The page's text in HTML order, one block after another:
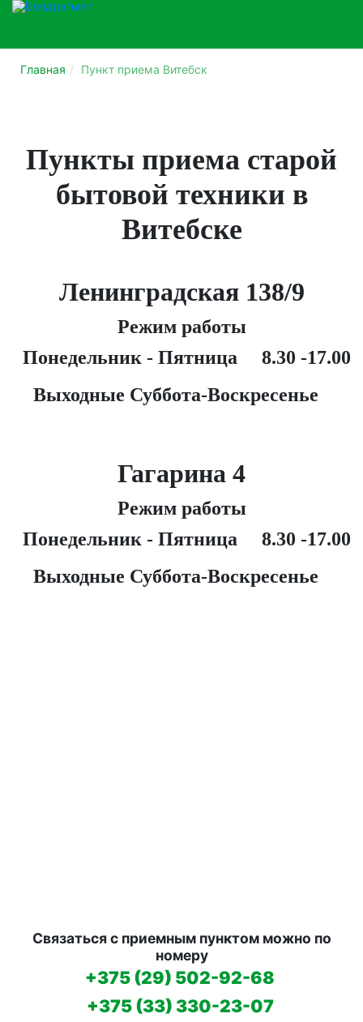
Главная Пункт приема Витебск
Пункты приема старой
бытовой техники в
Витебске
Ленинградская 138/9
Режим работы
Понедельник - Пятница 8.30 -17.00
Выходные Суббота-Воскресенье
Гагарина 4
Режим работы
Понедельник - Пятница 8.30 -17.00
Выходные Суббота-Воскресенье
Связаться с приемным пунктом можно по
номеру
+375 (29) 502-92-68
+375 (33) 330-23-07